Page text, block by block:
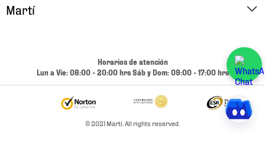
Cambios y Devoluciones
Condiciones de Entrega
Martí
Términos y Condiciones
Horarios de atención
Lun a Vie: 08:00 - 20:00 hrs Sáb y Dom: 09:00 - 17:00 hrs
© 2021 Martí. All rights reserved.